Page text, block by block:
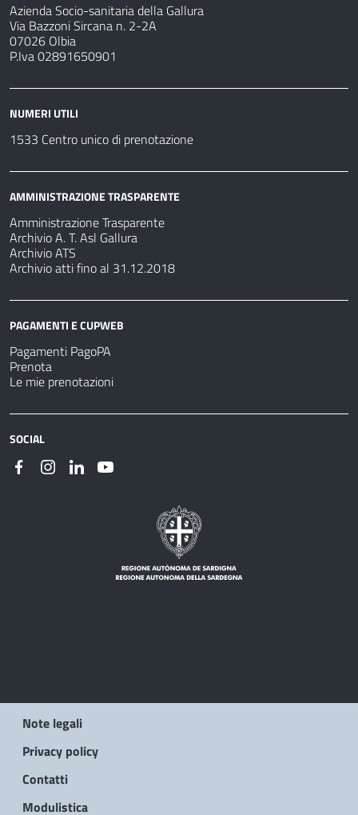
Azienda Socio-sanitaria della Gallura
Via Bazzoni Sircana n. 2-2A
07026 Olbia
P.Iva 02891650901
NUMERI UTILI
1533 Centro unico di prenotazione
AMMINISTRAZIONE TRASPARENTE
Amministrazione Trasparente
Archivio A. T. Asl Gallura
Archivio ATS
Archivio atti fino al 31.12.2018
PAGAMENTI E CUPWEB
Pagamenti PagoPA
Prenota
Le mie prenotazioni
SOCIAL
Note legali
Privacy policy
Contatti
Modulistica